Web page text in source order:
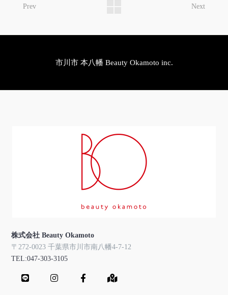
Prev Next
市川市 本八幡 Beauty Okamoto inc.
株式会社 Beauty Okamoto
〒272-0023 千葉県市川市南八幡4-7-12
TEL:047-303-3105